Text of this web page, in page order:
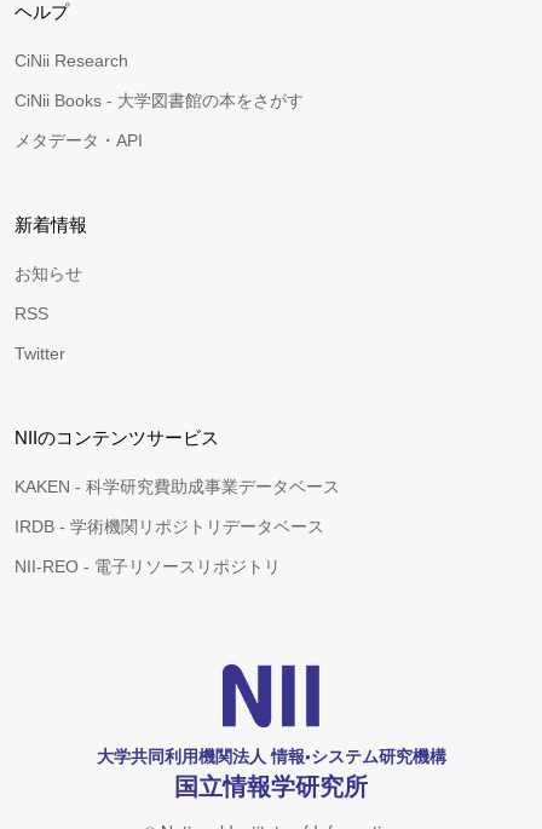
ヘルプ
CiNii Research
CiNii Books - 大学図書館の本をさがす
メタデータ・API
新着情報
お知らせ
RSS
Twitter
NIIのコンテンツサービス
KAKEN - 科学研究費助成事業データベース
IRDB - 学術機関リポジトリデータベース
NII-REO - 電子リソースリポジトリ
大学共同利用機関法人 情報•システム研究機構
国立情報学研究所